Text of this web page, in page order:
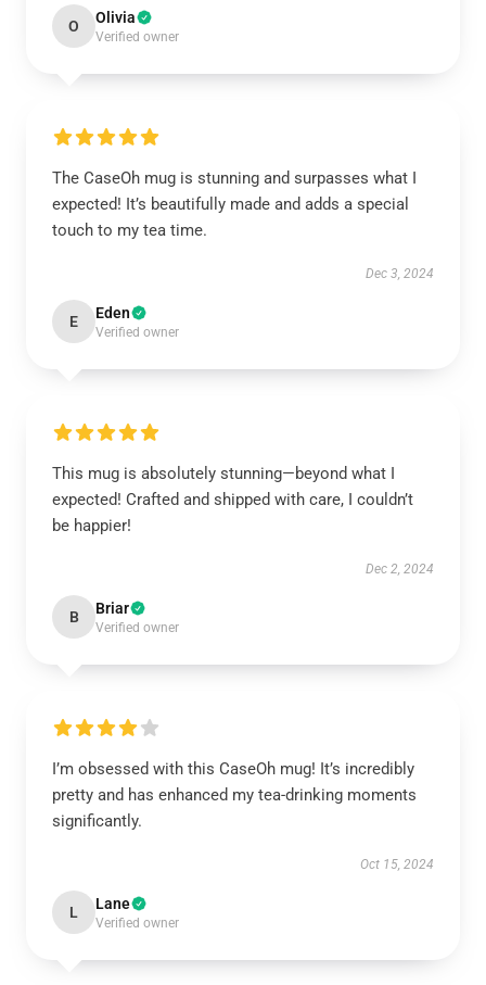
O Olivia
Verified owner
The CaseOh mug is stunning and surpasses what I
expected! It’s beautifully made and adds a special
touch to my tea time.
Dec 3, 2024
E Eden
Verified owner
This mug is absolutely stunning—beyond what I
expected! Crafted and shipped with care, I couldn’t
be happier!
Dec 2, 2024
B Briar
Verified owner
I’m obsessed with this CaseOh mug! It’s incredibly
pretty and has enhanced my tea-drinking moments
significantly.
Oct 15, 2024
L Lane
Verified owner